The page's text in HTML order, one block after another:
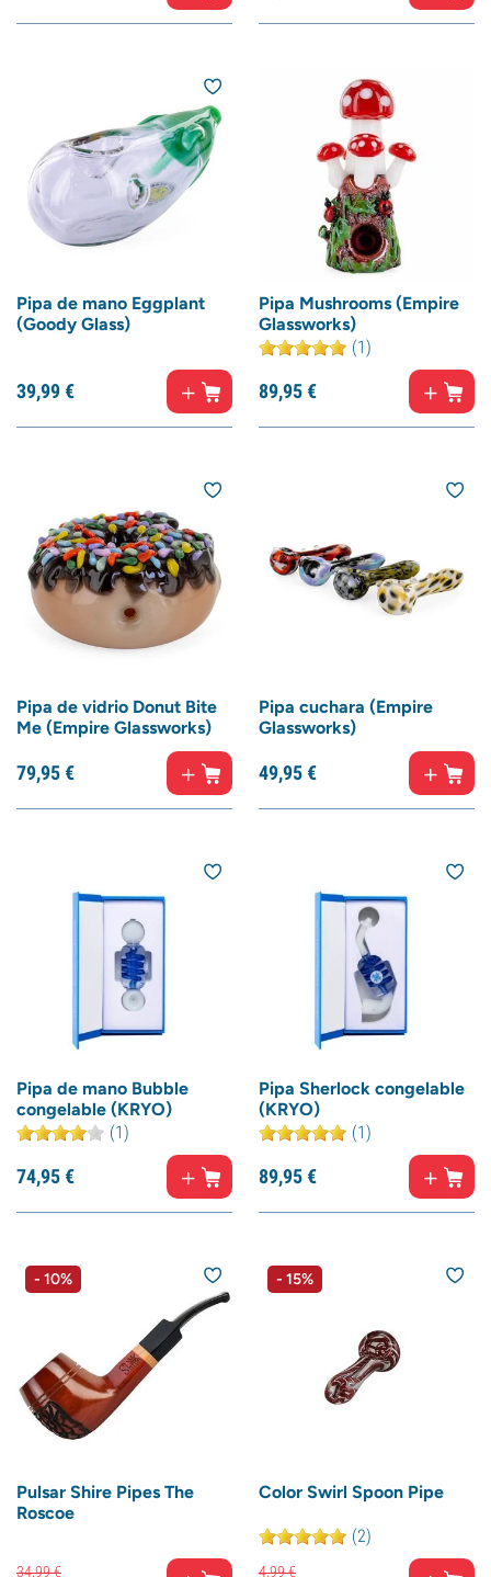
Pipa de mano Eggplant
(Goody Glass)
39,99€
Pipa Mushrooms (Empire
Glassworks)
(1)
89,95€
Pipa de vidrio Donut Bite
Me (Empire Glassworks)
79,95€
Pipa cuchara (Empire
Glassworks)
49,95€
Pipa de mano Bubble
congelable (KRYO)
(1)
74,95€
Pipa Sherlock congelable
(KRYO)
(1)
89,95€
- 10%
Pulsar Shire Pipes The
Roscoe
34,99€
- 15%
Color Swirl Spoon Pipe
(2)
4,99€